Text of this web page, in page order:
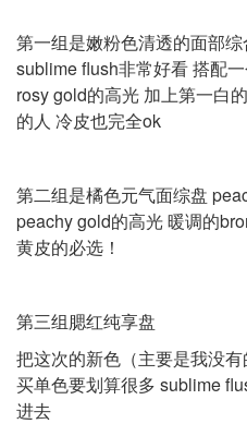
第一组是嫩粉色清透的面部
sublime flush非常好看 搭配
rosy gold的高光 加上第一白
的人 冷皮也完全ok
第二组是橘色元气面综盘
peachy gold的高光 暖调的
黄皮的必选！
第三组腮红纯享盘
把这次的新色（主要是我没
买单色要划算很多 sublime
进去